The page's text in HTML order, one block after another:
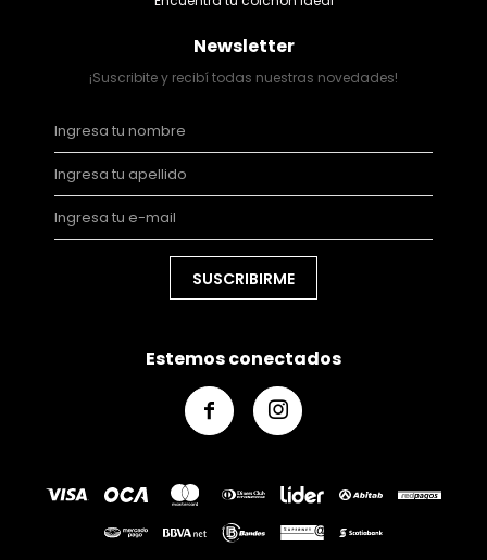
Newsletter
¡Suscribite y recibí todas nuestras novedades!
SUSCRIBIRME
Estemos conectados
 